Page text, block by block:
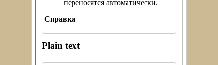
переносятся автоматически.
Справка
Plain text